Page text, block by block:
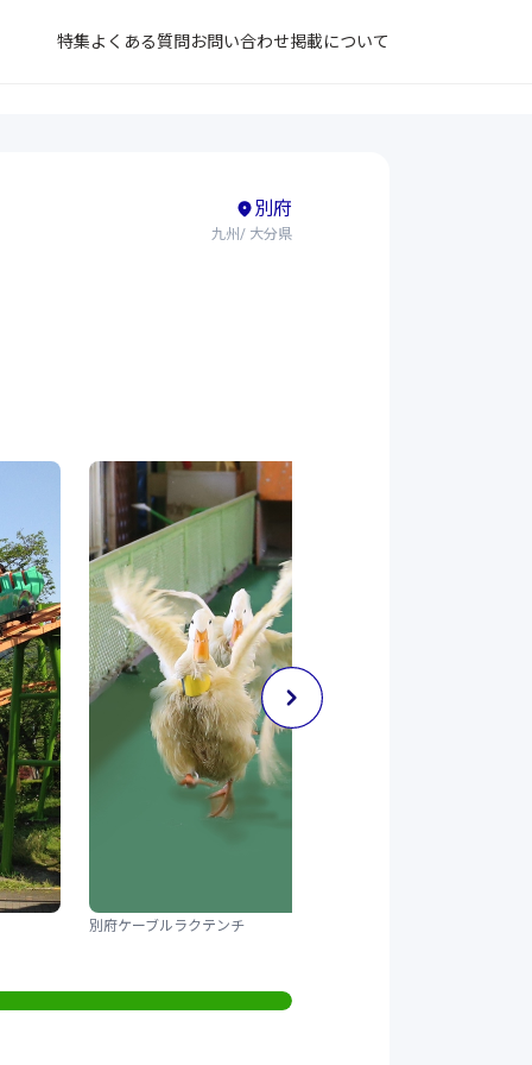
特集よくある質問お問い合わせ掲載について
別府
九州/ 大分県